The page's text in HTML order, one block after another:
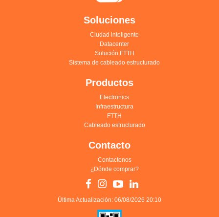
Soluciones
Ciudad inteligente
Datacenter
Solución FTTH
Sistema de cableado estructurado
Productos
Electronics
Infraestructura
FTTH
Cableado estructurado
Contacto
Contactenos
¿Dónde comprar?
Última Actualización: 06/08/2026 20:10